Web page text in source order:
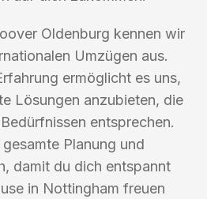
Oldenburg kennen wir
Umzügen aus.
ermöglicht es uns,
Lösungen anzubieten, die
entsprechen.
Planung und
damit du dich entspannt
in Nottingham freuen